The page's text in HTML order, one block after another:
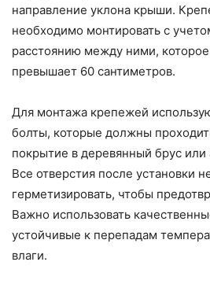
направление уклона крыши.
необходимо монтировать с
расстоянию между ними,
превышает 60 сантиметров.
Для монтажа крепежей
болты, которые должны
покрытие в деревянный брус или
Все отверстия после установки
герметизировать, чтобы
Важно использовать
устойчивые к перепадам
влаги.